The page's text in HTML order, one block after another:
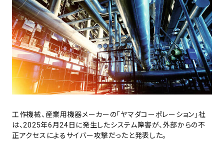
工作機械、産業用機器メーカーの「ヤマダコーポレーション」社
は、2025年6月24日に発生したシステム障害が、外部からの不
正アクセスによるサイバー攻撃だったと発表した。